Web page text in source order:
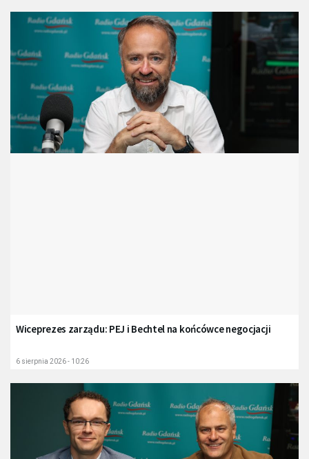
Wiceprezes zarządu: PEJ i Bechtel na końcówce negocjacji
6 sierpnia 2026 - 10:26